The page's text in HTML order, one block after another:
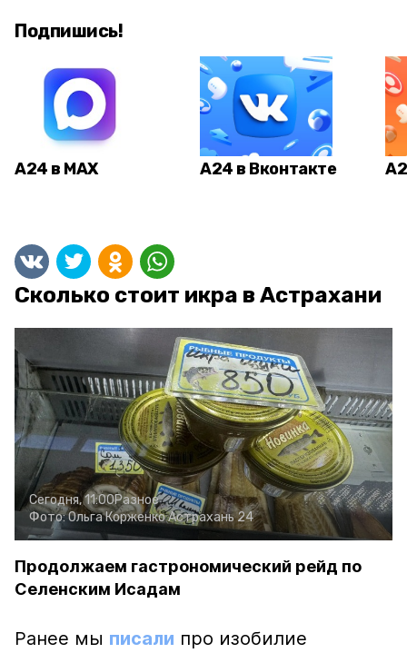
Подпишись!
А24 в MAX А24 в Вконтакте
Сколько стоит икра в Астрахани
Сегодня, 11:00Разное
Фото:Ольга КорженкоАстрахань 24
Продолжаем гастрономический рейд по
Селенским Исадам
Ранее мы писали про изобилие